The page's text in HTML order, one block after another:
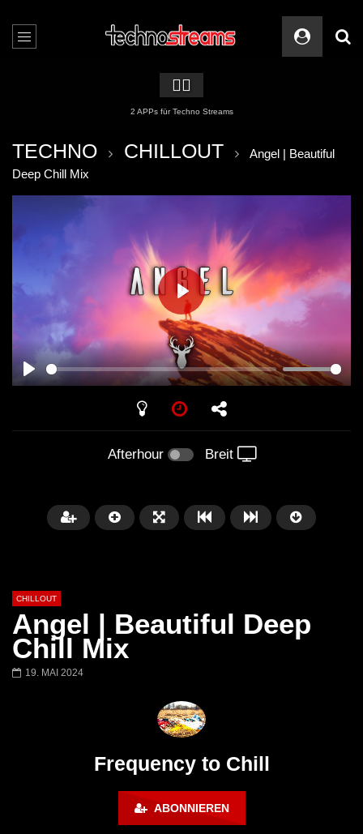
🏳️‍🌈
2 APPs für Techno Streams
TECHNO CHILLOUT
Angel | Beautiful
Deep Chill Mix
PLAY
PLAY
Afterhour Breit
Chillout Ibiza Lounge 2024 🍓
Calm & Relaxing Background
CHILLOUT
Angel | Beautiful Deep
Chill Mix
19. MAI 2024
Frequency to Chill
ABONNIEREN